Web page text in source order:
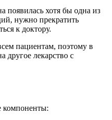
появилась хотя бы одна из
нужно прекратить
к доктору.
пациентам, поэтому в
другое лекарство с
компоненты: